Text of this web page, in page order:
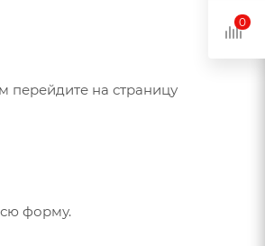
перейдите на страницу
форму.
0